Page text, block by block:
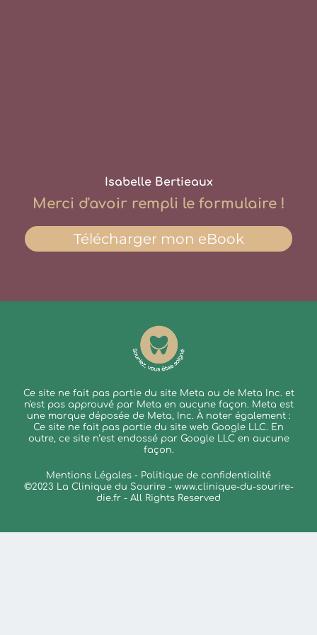
Isabelle Bertieaux
Merci d'avoir rempli le formulaire !
Télécharger mon eBook
Ce site ne fait pas partie du site Meta ou de Meta Inc. et
n'est pas approuvé par Meta en aucune façon. Meta est
une marque déposée de Meta, Inc. À noter également :
Ce site ne fait pas partie du site web Google LLC. En
outre, ce site n’est endossé par Google LLC en aucune
façon.
Mentions Légales - Politique de confidentialité
©2023 La Clinique du Sourire - www.clinique-du-sourire-
die.fr - All Rights Reserved